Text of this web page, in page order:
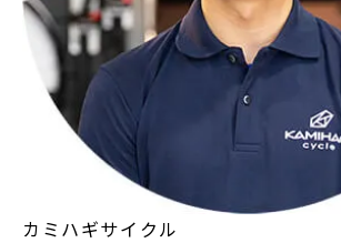
カミハギサイクル